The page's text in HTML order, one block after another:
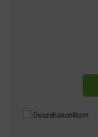
Összehasonlítom